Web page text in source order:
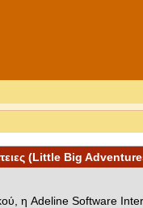
(Little Big
η Adeline Software